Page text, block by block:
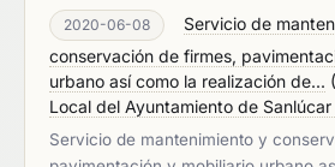
2020-06-08
Servicio de
conservación de firmes,
urbano así como la realización de... (
Local del Ayuntamiento de
Servicio de mantenimiento y